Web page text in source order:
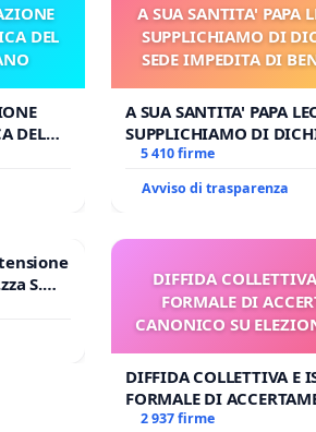
DEL
DEL
A SUA SANTITA' PAPA
SUPPLICHIAMO DI
SEDE IMPEDITA DI
A SUA SANTITA' PAPA
SUPPLICHIAMO DI
SEDE IMPEDITA DI
5 410 firme
Avviso di trasparenza
S.
DIFFIDA
FORMALE DI
CANONICO SU
DIFFIDA COLLETTIVA E
FORMALE DI
CANONICO SU
2 937 firme